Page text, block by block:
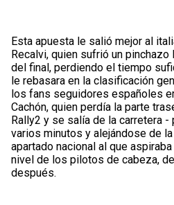
Esta apuesta le salió mejor al
Recalvi, quien sufrió un
del final, perdiendo el tiempo
le rebasara en la clasificación
los fans seguidores españoles
Cachón, quien perdía la parte
Rally2 y se salía de la carretera
varios minutos y alejándose de
apartado nacional al que
nivel de los pilotos de cabeza,
después.